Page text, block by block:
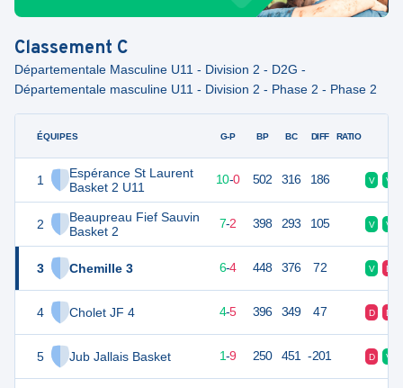
Classement C
Départementale Masculine U11 - Division 2 - D2G -
Départementale masculine U11 - Division 2 - Phase 2 - Phase 2
ÉQUIPES
1
Espérance St Laurent
Basket 2 U11
2
Beaupreau Fief Sauvin
Basket 2
3 Chemille 3
4 Cholet JF 4
5 Jub Jallais Basket
G-P BP BC DIFF RATIO
20 10 10-0 502 316 186 V V
16 10 7-2 398 293 105 V V
6-4 448 376 72 V D
4-5 396 349 47 D D
11 1-9 250 451 -201 D V